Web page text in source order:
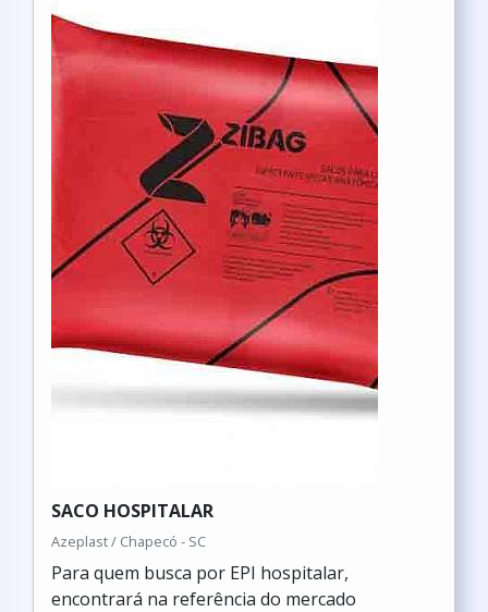
SACO HOSPITALAR
Azeplast / Chapecó - SC
Para quem busca por EPI hospitalar,
encontrará na referência do mercado